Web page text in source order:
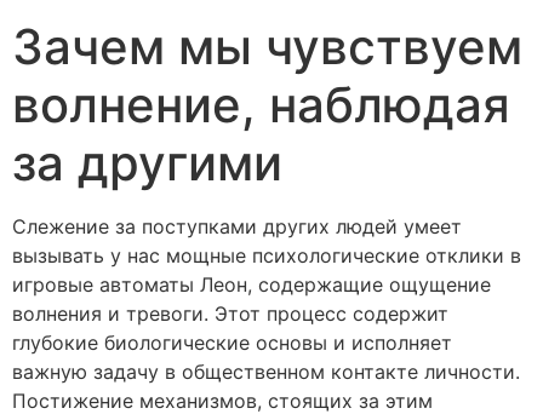
Зачем мы чувствуем
волнение, наблюдая
за другими
Слежение за поступками других людей умеет
вызывать у нас мощные психологические отклики в
игровые автоматы Леон, содержащие ощущение
волнения и тревоги. Этот процесс содержит
глубокие биологические основы и исполняет
важную задачу в общественном контакте личности.
Постижение механизмов, стоящих за этим